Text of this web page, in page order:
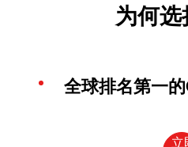
为何选
全球排名第一